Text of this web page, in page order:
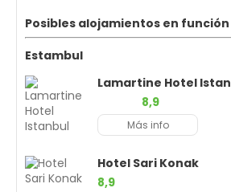
Posibles alojamientos en
Estambul
Lamartine Hotel
8,9
Más info
Hotel Sari Konak
8,9